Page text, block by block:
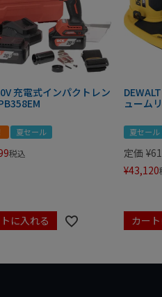
充電式インパクトレン
夏セール
税込
に入れる
ューム
夏セール
定価 ¥
¥43,120
カート